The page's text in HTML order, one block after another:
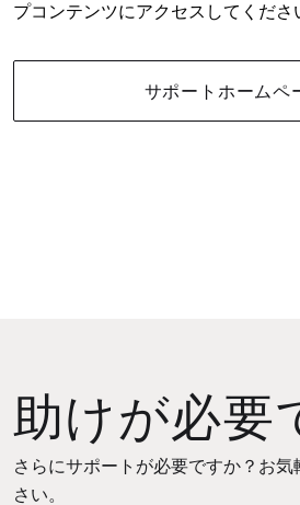
プコンテンツにアクセスしてくださ
サポートホームペ
助けが必要
さらにサポートが必要ですか？お
さい。